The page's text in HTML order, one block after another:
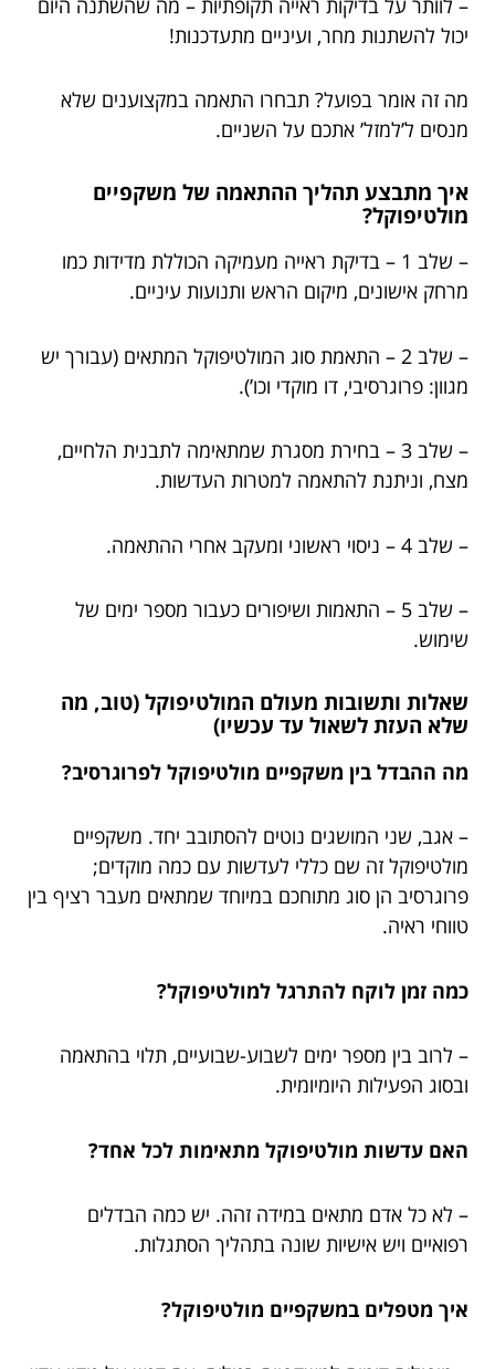
יכול להשתנות מחר, ועיניים מתעדכנות!
מה זה אומר בפועל? תבחרו התאמה במקצוענים שלא
מנסים ל’למזל’ אתכם על השניים.
איך מתבצע תהליך ההתאמה של משקפיים
מולטיפוקל?
– שלב 1 – בדיקת ראייה מעמיקה הכוללת מדידות כמו
מרחק אישונים, מיקום הראש ותנועות עיניים.
– שלב 2 – התאמת סוג המולטיפוקל המתאים (עבורך יש
מגוון: פרוגרסיבי, דו מוקדי וכו’).
– שלב 3 – בחירת מסגרת שמתאימה לתבנית הלחיים,
מצח, וניתנת להתאמה למטרות העדשות.
– שלב 4 – ניסוי ראשוני ומעקב אחרי ההתאמה.
– שלב 5 – התאמות ושיפורים כעבור מספר ימים של
שימוש.
שאלות ותשובות מעולם המולטיפוקל (טוב, מה
שלא העזת לשאול עד עכשיו)
מה ההבדל בין משקפיים מולטיפוקל לפרוגרסיב?
– אגב, שני המושגים נוטים להסתובב יחד. משקפיים
מולטיפוקל זה שם כללי לעדשות עם כמה מוקדים;
פרוגרסיב הן סוג מתוחכם במיוחד שמתאים מעבר רציף בין
טווחי ראיה.
כמה זמן לוקח להתרגל למולטיפוקל?
– לרוב בין מספר ימים לשבוע-שבועיים, תלוי בהתאמה
ובסוג הפעילות היומיומית.
האם עדשות מולטיפוקל מתאימות לכל אחד?
– לא כל אדם מתאים במידה זהה. יש כמה הבדלים
רפואיים ויש אישיות שונה בתהליך הסתגלות.
איך מטפלים במשקפיים מולטיפוקל?